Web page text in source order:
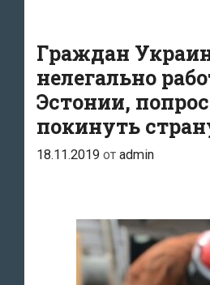
—
трех
граждан
Украины
Граждан
нелегально
Эстонии,
покинуть
18.11.2019 от admin